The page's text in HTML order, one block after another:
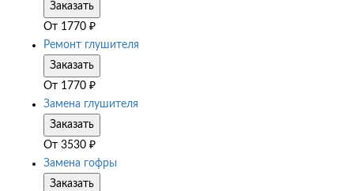
Заказать
От 1770 ₽
Ремонт глушителя
Заказать
От 1770 ₽
Замена глушителя
Заказать
От 3530 ₽
Замена гофры
Заказать